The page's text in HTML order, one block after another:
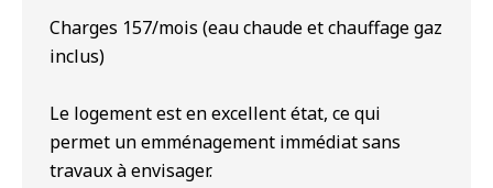
Charges 157/mois (eau chaude et chauffage gaz
inclus)
Le logement est en excellent état, ce qui
permet un emménagement immédiat sans
travaux à envisager.